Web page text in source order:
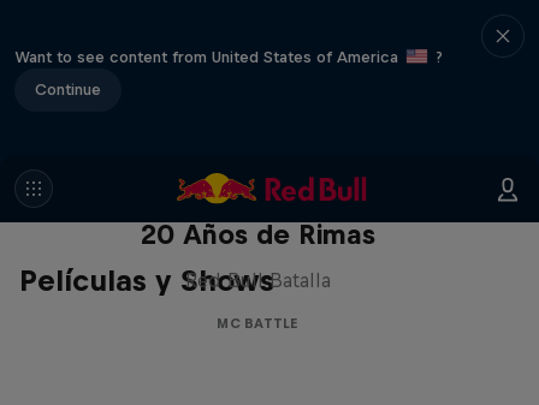
Want to see content from United States of America
?
Continue
Películas y Shows
Red Bull Batalla Nueva Historia:
20 Años de Rimas
Red Bull Batalla
MC BATTLE